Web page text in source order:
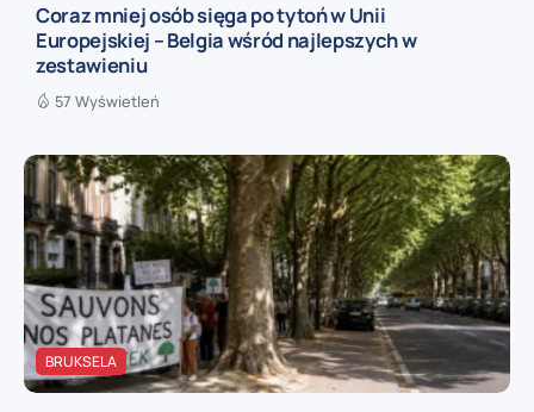
Coraz mniej osób sięga po tytoń w Unii
Europejskiej – Belgia wśród najlepszych w
zestawieniu
57 Wyświetleń
BRUKSELA